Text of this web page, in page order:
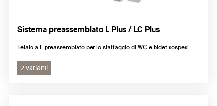
Sistema preassemblato L Plus / LC Plus
Telaio a L preassemblato per lo staffaggio di WC e bidet sospesi
2 varianti